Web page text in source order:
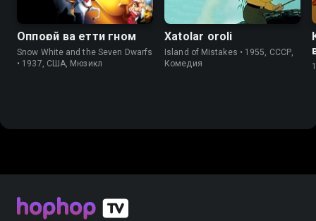
Оппоғой ва етти гном
Snow White and the Seven Dwarfs
• 1937, США, Мюзикл
Xatolar oroli
Island of Mistakes • 1955, СССР,
Комедия